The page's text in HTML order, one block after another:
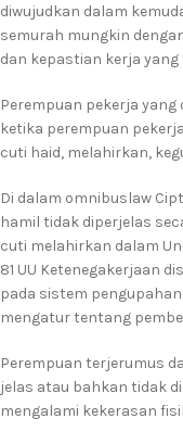
diwujudkan dalam
semurah mungkin
dan kepastian kerja
Perempuan pekerja
ketika perempuan
cuti haid, melahirkan,
Di dalam omnibuslaw
hamil tidak diperjelas
cuti melahirkan dalam
81 UU Ketenegakerjaan
pada sistem
mengatur tentang
Perempuan terjerumus
jelas atau bahkan tidak
mengalami kekerasan